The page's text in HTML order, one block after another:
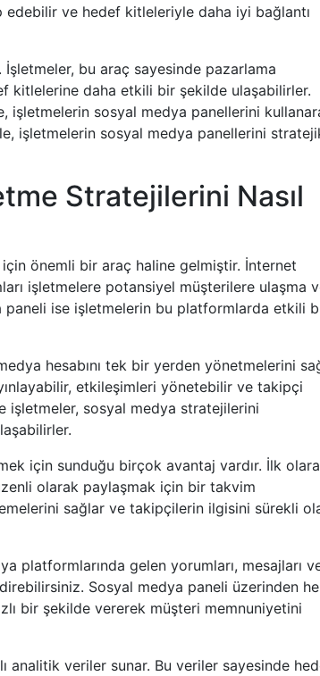
ve hedef kitleleriyle daha iyi bağlantı
bu araç sayesinde pazarlama
kitlelerine daha etkili bir şekilde ulaşabilirler.
işletmelerin sosyal medya panellerini
işletmelerin sosyal medya panellerini
Stratejilerini Nasıl
için önemli bir araç haline gelmiştir. İnternet
işletmelere potansiyel müşterilere ulaşma
paneli ise işletmelerin bu platformlarda etkili
hesabını tek bir yerden yönetmelerini
etkileşimleri yönetebilir ve takipçi
işletmeler, sosyal medya stratejilerini
için sunduğu birçok avantaj vardır. İlk
olarak paylaşmak için bir takvim
sağlar ve takipçilerin ilgisini sürekli
platformlarında gelen yorumları, mesajları
Sosyal medya paneli üzerinden
bir şekilde vererek müşteri memnuniyetini
analitik veriler sunar. Bu veriler sayesinde